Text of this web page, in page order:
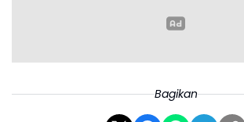
Bagikan